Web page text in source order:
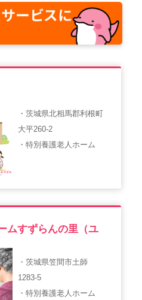
仕事について
者の声
絡先一覧
保護方針
・茨城県北相馬郡利根町
大平260-2
・特別養護老人ホーム
ムすずらんの里（ユ
・茨城県笠間市土師
1283-5
・特別養護老人ホーム